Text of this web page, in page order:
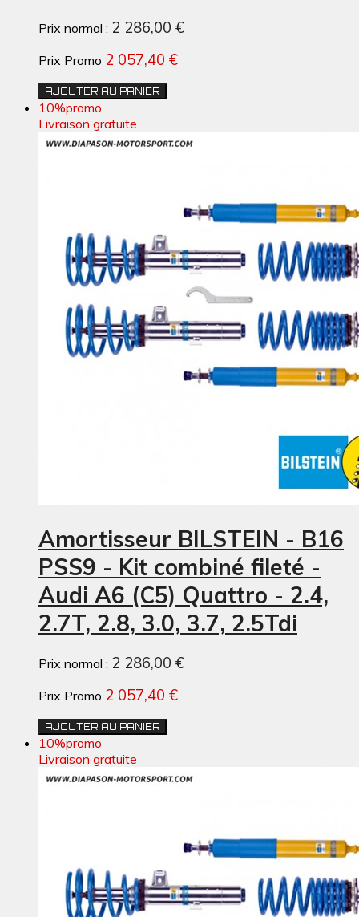
Prix normal : 2 286,00 €
Prix Promo 2 057,40 €
AJOUTER AU PANIER
10%promo
Livraison gratuite
Amortisseur BILSTEIN - B16
PSS9 - Kit combiné fileté -
Audi A6 (C5) Quattro - 2.4,
2.7T, 2.8, 3.0, 3.7, 2.5Tdi
Prix normal : 2 286,00 €
Prix Promo 2 057,40 €
AJOUTER AU PANIER
10%promo
Livraison gratuite